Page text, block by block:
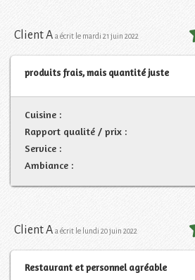
Client A a écrit le mardi 21 juin 2022
produits frais, mais quantité juste
Cuisine :
Rapport qualité / prix :
Service :
Ambiance :
Client A a écrit le lundi 20 juin 2022
Restaurant et personnel agréable